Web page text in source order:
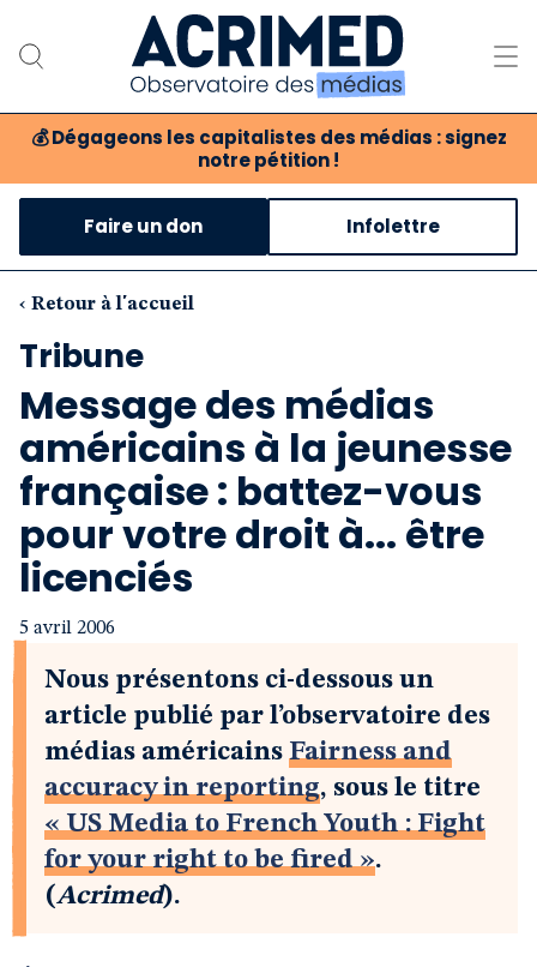
💰 Dégageons les capitalistes des médias : signez
notre pétition !
Notre association
Notre critique des médias
Nos propositions
Boutique
Faire un don Infolettre
‹ Retour à l'accueil
Tribune
Message des médias
américains à la jeunesse
française : battez-vous
pour votre droit à... être
licenciés
5 avril 2006
Nous présentons ci-dessous un
article publié par l’observatoire des
médias américains Fairness and
accuracy in reporting, sous le titre
« US Media to French Youth : Fight
for your right to be fired ».
(Acrimed).